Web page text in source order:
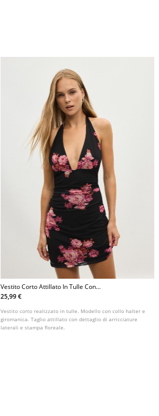
Vestito Corto Attillato In Tulle Con
Stampa Floreale
25,99 €
Vestito corto realizzato in tulle. Modello con collo halter e
giromanica. Taglio attillato con dettaglio di arricciature
laterali e stampa floreale.